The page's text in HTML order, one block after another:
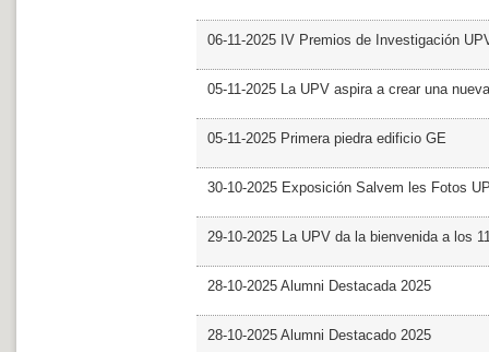
06-11-2025 IV Premios de Investigación
05-11-2025 La UPV aspira a crear una
05-11-2025 Primera piedra edificio GE
30-10-2025 Exposición Salvem les Fotos
29-10-2025 La UPV da la bienvenida a los
28-10-2025 Alumni Destacada 2025
28-10-2025 Alumni Destacado 2025